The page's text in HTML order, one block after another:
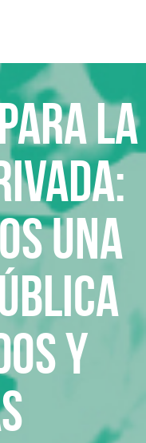
la
una
y